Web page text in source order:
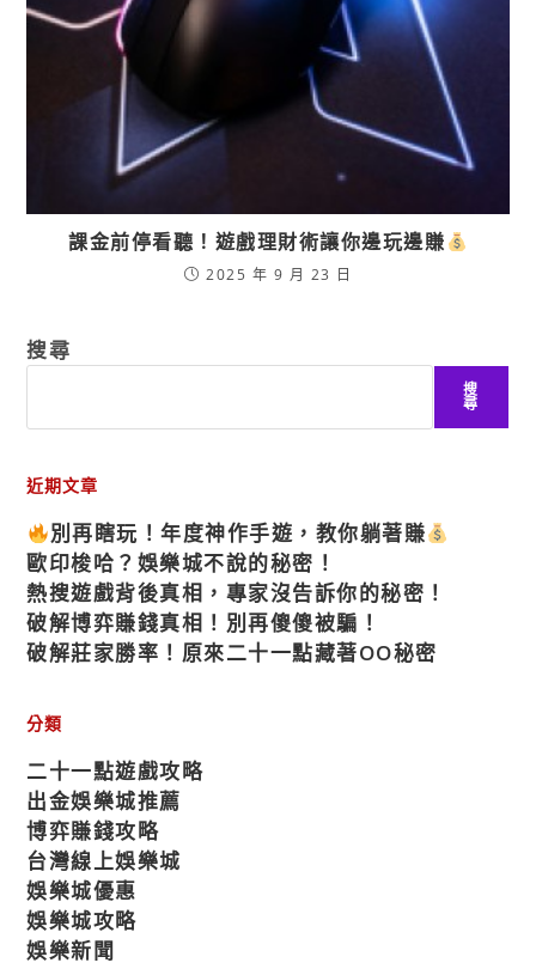
課金前停看聽！遊戲理財術讓你邊玩邊賺
2025 年 9 月 23 日
搜尋
搜
尋
近期文章
別再瞎玩！年度神作手遊，教你躺著賺
歐印梭哈？娛樂城不說的秘密！
熱搜遊戲背後真相，專家沒告訴你的秘密！
破解博弈賺錢真相！別再傻傻被騙！
破解莊家勝率！原來二十一點藏著OO秘密
分類
二十一點遊戲攻略
出金娛樂城推薦
博弈賺錢攻略
台灣線上娛樂城
娛樂城優惠
娛樂城攻略
娛樂新聞